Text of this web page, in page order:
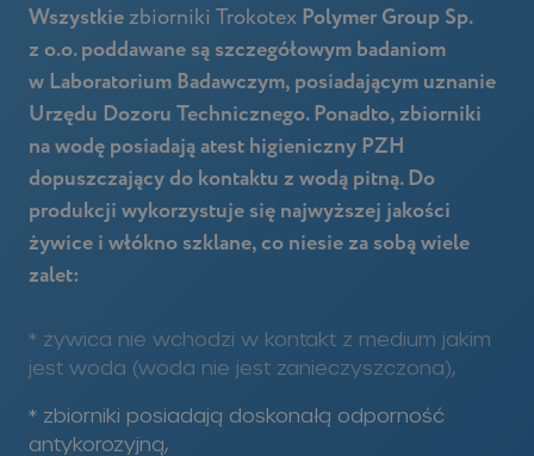
Wszystkiezbiorniki TrokotexPolymer Group Sp.
z o.o. poddawane są szczegółowym badaniom
w Laboratorium Badawczym, posiadającym uznanie
Urzędu Dozoru Technicznego. Ponadto, zbiorniki
na wodę posiadają atest higieniczny PZH
dopuszczający do kontaktu z wodą pitną. Do
produkcji wykorzystuje się najwyższej jakości
żywice i włókno szklane, co niesie za sobą wiele
zalet:
* żywica nie wchodzi w kontakt z medium jakim
jest woda (woda nie jest zanieczyszczona),
* zbiorniki posiadają doskonałą odporność
antykorozyjną,